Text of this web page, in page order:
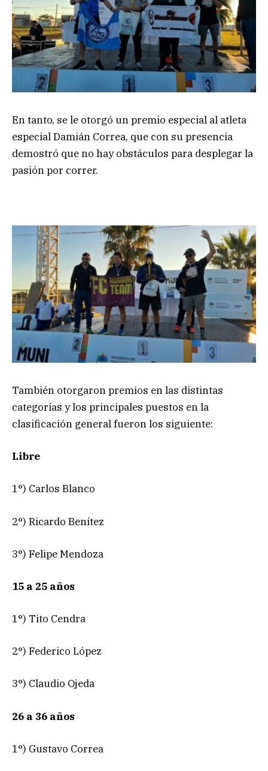
En tanto, se le otorgó un premio especial al atleta
especial Damián Correa, que con su presencia
demostró que no hay obstáculos para desplegar la
pasión por correr.
También otorgaron premios en las distintas
categorías y los principales puestos en la
clasificación general fueron los siguiente:
Libre
1°) Carlos Blanco
2°) Ricardo Benítez
3°) Felipe Mendoza
15 a 25 años
1°) Tito Cendra
2°) Federico López
3°) Claudio Ojeda
26 a 36 años
1°) Gustavo Correa